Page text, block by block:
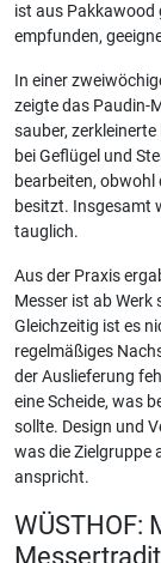
ist aus Pakkawood
empfunden,
In einer
zeigte das Paudin-
sauber,
bei Geflügel und
bearbeiten, obwohl
besitzt. Insgesamt
tauglich.
Aus der Praxis
Messer ist ab
Gleichzeitig ist es
regelmäßiges
der Auslieferung
eine Scheide, was
sollte. Design und
was die Zielgruppe
anspricht.
WÜSTHOF: